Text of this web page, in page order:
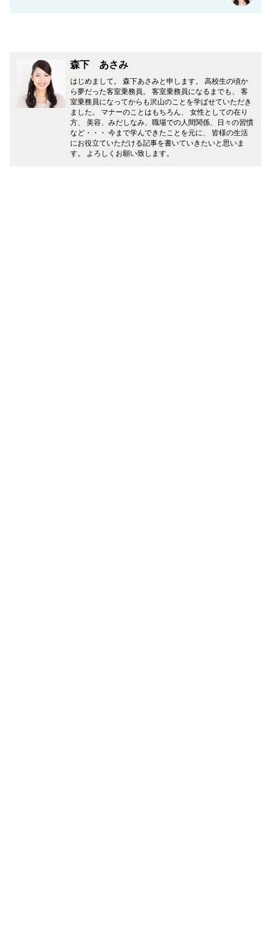
森下 あさみ
はじめまして。 森下あさみと申します。 高校生の頃か
ら夢だった客室乗務員。 客室乗務員になるまでも、 客
室乗務員になってからも沢山のことを学ばせていただき
ました。 マナーのことはもちろん、 女性としての在り
方、 美容、みだしなみ、職場での人間関係、日々の習慣
など・・・ 今まで学んできたことを元に、 皆様の生活
にお役立ていただける記事を書いていきたいと思いま
す。 よろしくお願い致します。